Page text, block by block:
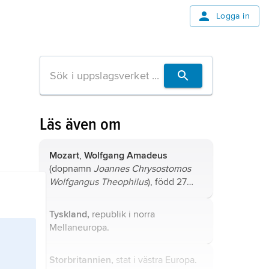
Logga in
Läs även om
Mozart, Wolfgang Amadeus
(dopnamn Joannes Chrysostomos
Wolfgangus Theophilus), född 27
österrikisk tonsättare, son till
Leopold Mozart.
Tyskland, republik i norra
Mellaneuropa.
Storbritannien, stat i västra Europa.